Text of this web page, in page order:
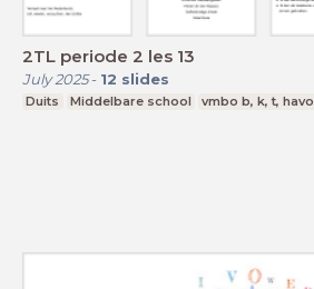
2TL periode 2 les 13
July 2025- 12 slides
Duits Middelbare school vmbo b, k, t, havo